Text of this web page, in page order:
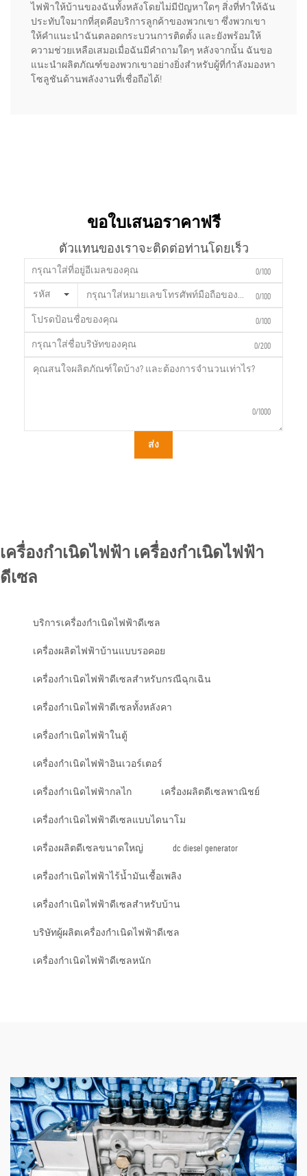
ไฟฟ้าให้บ้านของฉันทั้งหลังโดยไม่มีปัญหาใดๆ สิ่งที่ทำให้ฉัน
ประทับใจมากที่สุดคือบริการลูกค้าของพวกเขา ซึ่งพวกเขา
ให้คำแนะนำฉันตลอดกระบวนการติดตั้ง และยังพร้อมให้
ความช่วยเหลือเสมอเมื่อฉันมีคำถามใดๆ หลังจากนั้น ฉันขอ
แนะนำผลิตภัณฑ์ของพวกเขาอย่างยิ่งสำหรับผู้ที่กำลังมองหา
โซลูชันด้านพลังงานที่เชื่อถือได้!
ขอใบเสนอราคาฟรี
ตัวแทนของเราจะติดต่อท่านโดยเร็ว
0/100
รหัส 0/100
0/100
0/200
0/1000
ส่ง
เครื่องกำเนิดไฟฟ้า เครื่องกำเนิดไฟฟ้า
ดีเซล
บริการเครื่องกำเนิดไฟฟ้าดีเซล
เครื่องผลิตไฟฟ้าบ้านแบบรอคอย
เครื่องกำเนิดไฟฟ้าดีเซลสำหรับกรณีฉุกเฉิน
เครื่องกำเนิดไฟฟ้าดีเซลทั้งหลังคา
เครื่องกำเนิดไฟฟ้าในตู้
เครื่องกำเนิดไฟฟ้าอินเวอร์เตอร์
เครื่องกำเนิดไฟฟ้ากลไก เครื่องผลิตดีเซลพาณิชย์
เครื่องกำเนิดไฟฟ้าดีเซลแบบไดนาโม
เครื่องผลิตดีเซลขนาดใหญ่ dc diesel generator
เครื่องกำเนิดไฟฟ้าไร้น้ำมันเชื้อเพลิง
เครื่องกำเนิดไฟฟ้าดีเซลสำหรับบ้าน
บริษัทผู้ผลิตเครื่องกำเนิดไฟฟ้าดีเซล
เครื่องกำเนิดไฟฟ้าดีเซลหนัก